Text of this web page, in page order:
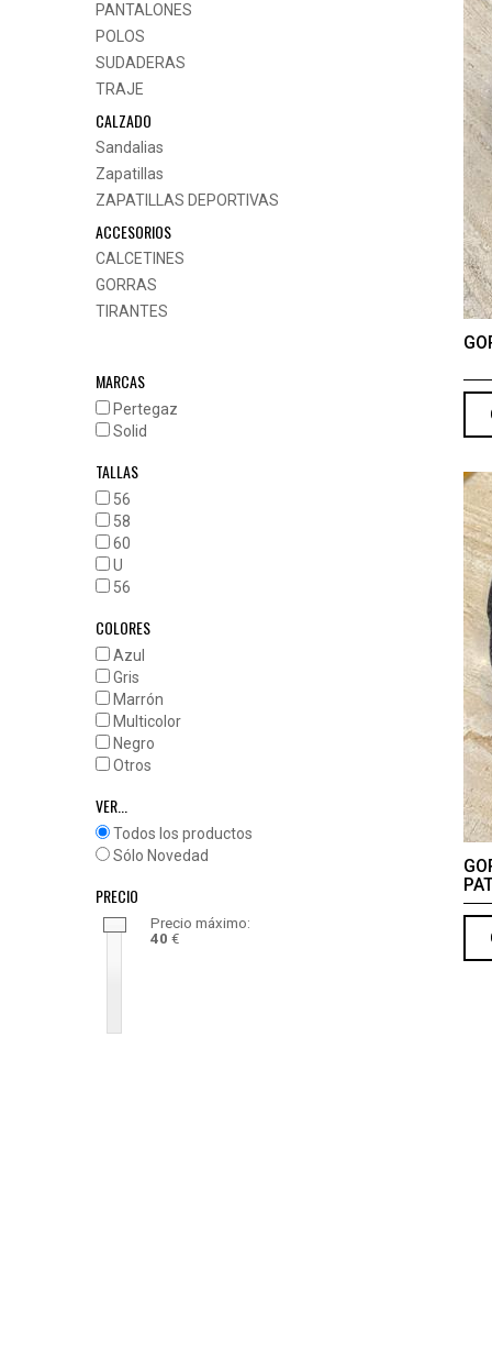
PANTALONES
POLOS
SUDADERAS
TRAJE
CALZADO
Sandalias
Zapatillas
ZAPATILLAS DEPORTIVAS
ACCESORIOS
CALCETINES
GORRAS
TIRANTES
MARCAS
Pertegaz
Solid
TALLAS
56
58
60
U
56
COLORES
Azul
Gris
Marrón
Multicolor
Negro
Otros
VER...
Todos los productos
Sólo Novedad
PRECIO
Precio máximo:
40 €